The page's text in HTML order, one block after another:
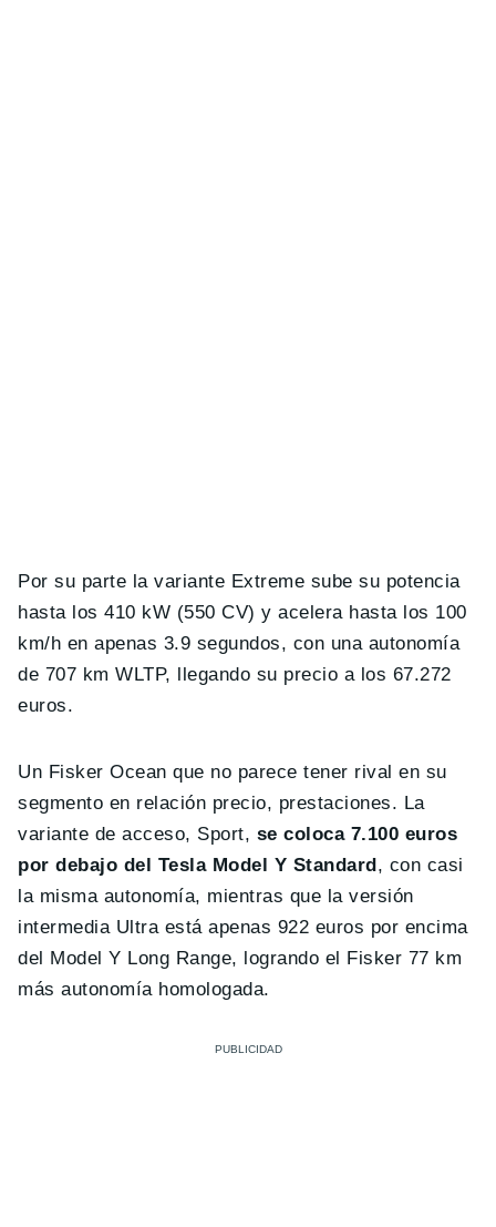
Por su parte la variante Extreme sube su potencia
hasta los 410 kW (550 CV) y acelera hasta los 100
km/h en apenas 3.9 segundos, con una autonomía
de 707 km WLTP, llegando su precio a los 67.272
euros.
Un Fisker Ocean que no parece tener rival en su
segmento en relación precio, prestaciones. La
variante de acceso, Sport, se coloca 7.100 euros
por debajo del Tesla Model Y Standard, con casi
la misma autonomía, mientras que la versión
intermedia Ultra está apenas 922 euros por encima
del Model Y Long Range, logrando el Fisker 77 km
más autonomía homologada.